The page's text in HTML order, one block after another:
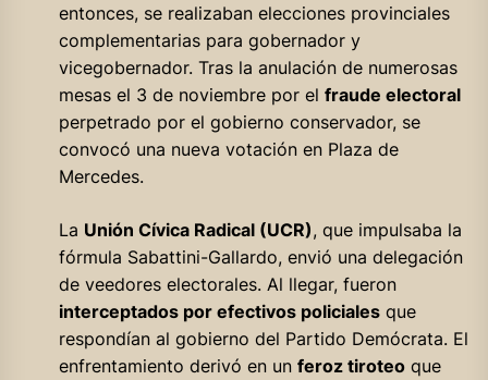
entonces, se realizaban elecciones provinciales
complementarias para gobernador y
vicegobernador. Tras la anulación de numerosas
mesas el 3 de noviembre por el fraude electoral
perpetrado por el gobierno conservador, se
convocó una nueva votación en Plaza de
Mercedes.
La Unión Cívica Radical (UCR), que impulsaba la
fórmula Sabattini-Gallardo, envió una delegación
de veedores electorales. Al llegar, fueron
interceptados por efectivos policialesque
respondían al gobierno del Partido Demócrata. El
enfrentamiento derivó en un feroz tiroteoque